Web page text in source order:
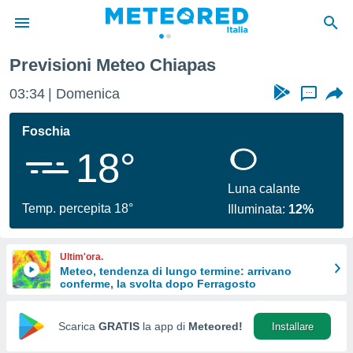
di
le
di
Web
Previsioni Meteo Chiapas
03:34 Domenica ...
Foschia
18°
Temp. percepita 18°
Luna calante
Illuminata: 12%
Ultim'ora.
Meteo, tendenza di lungo termine: arrivano
conferme, la svolta dopo Ferragosto
Scarica GRATIS la app di Meteored! Installare